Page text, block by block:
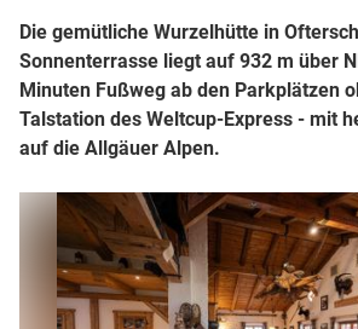
Die gemütliche Wurzelhütte in
Sonnenterrasse liegt auf 932 m über
Minuten Fußweg ab den Parkplätzen
Talstation des Weltcup-Express - mit
auf die Allgäuer Alpen.